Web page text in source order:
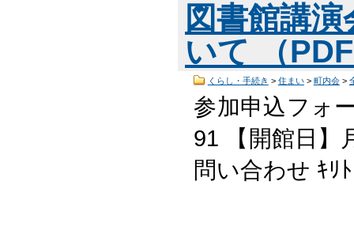
図書館講
いて （
くらし・手続き > 住まい> 町内会>
参加申込フォ
91 【開館日】
問い合わせ ｷﾘ